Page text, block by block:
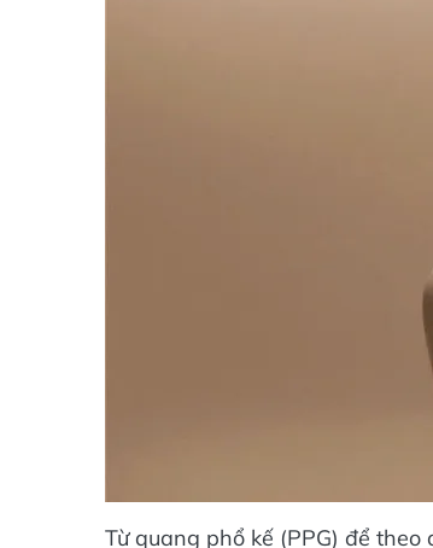
Từ quang phổ kế (PPG) để